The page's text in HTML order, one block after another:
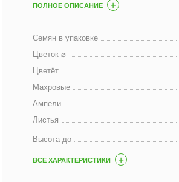
ПОЛНОЕ ОПИСАНИЕ
Семян в упаковке
Цветок ⌀
Цветёт
Махровые
Ампели
Листья
Высота до
ВСЕ ХАРАКТЕРИСТИКИ